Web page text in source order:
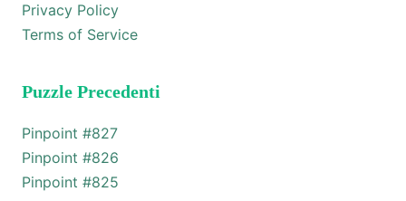
Privacy Policy
Terms of Service
Puzzle Precedenti
Pinpoint #827
Pinpoint #826
Pinpoint #825